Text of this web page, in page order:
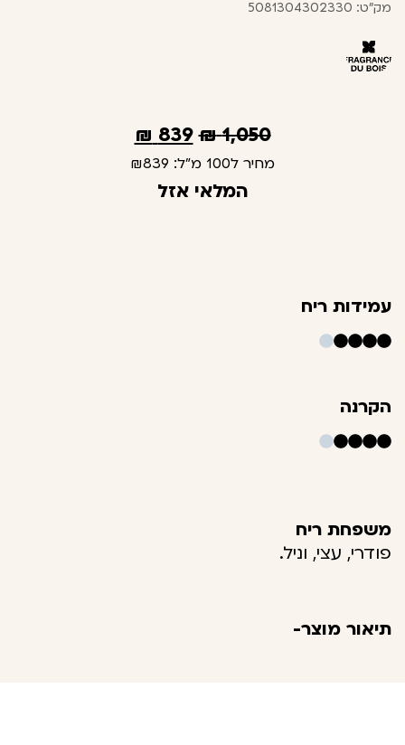
מק"ט: 5081304302330
1,050
₪
839
₪
מחיר ל100 מ"ל: ₪839
המלאי אזל
עמידות ריח
הקרנה
משפחת ריח
פודרי, עצי, וניל.
תיאור מוצר-